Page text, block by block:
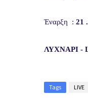
Έναρξη : 21
ΛΥΧΝΑΡΙ -
Tags LIVE